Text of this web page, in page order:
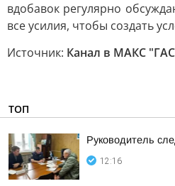
вдобавок регулярно
все усилия, чтобы создать
Источник: Канал в МАКС
ТОП
Руководитель
12:16